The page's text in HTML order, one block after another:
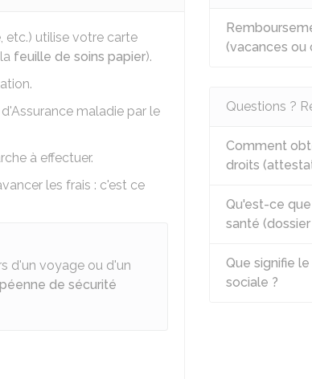
etc.) utilise votre carte
feuille de soins papier).
maladie par le
à effectuer.
les frais : c'est ce
d'un voyage ou d'un
de sécurité
(vacances ou
Questions ?
Comment
droits
Qu'est-ce
santé
Que signifie
sociale ?